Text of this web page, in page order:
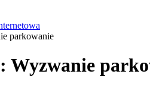
parkowanie
Wyzwanie